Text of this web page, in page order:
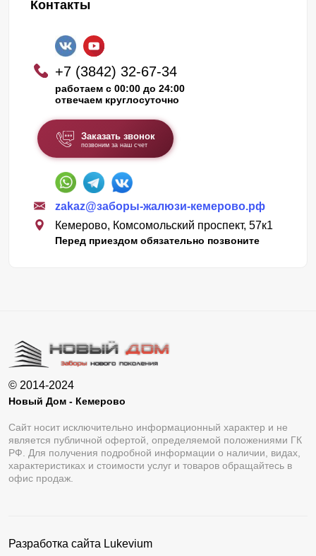
Контакты
+7 (3842) 32-67-34
работаем с 00:00 до 24:00
отвечаем круглосуточно
Заказать звонок
позвоним за наш счет
zakaz@заборы-жалюзи-кемерово.рф
Кемерово, Комсомольский проспект, 57к1
Перед приездом обязательно позвоните
© 2014-2024
Новый Дом - Кемерово
Сайт носит исключительно информационный характер и не
является публичной офертой, определяемой положениями ГК
РФ. Для получения подробной информации о наличии, видах,
характеристиках и стоимости услуг и товаров обращайтесь в
офис продаж.
Разработка сайта Lukevium